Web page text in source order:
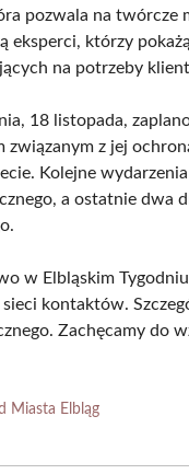
pozwala na twórcze
eksperci, którzy
na potrzeby
18 listopada,
związanym z jej
Kolejne
a ostatnie dwa
w Elbląskim
kontaktów.
Zachęcamy do
Miasta Elbląg